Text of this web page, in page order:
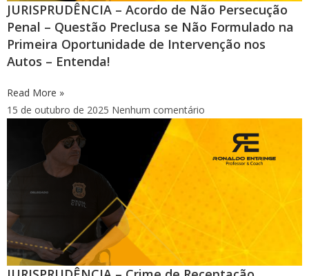
JURISPRUDÊNCIA – Acordo de Não Persecução
Penal – Questão Preclusa se Não Formulado na
Primeira Oportunidade de Intervenção nos
Autos – Entenda!
Read More »
15 de outubro de 2025 Nenhum comentário